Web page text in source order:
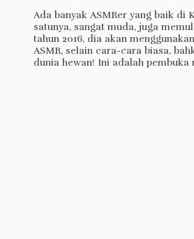
Ada banyak ASMRer yang baik di
satunya, sangat muda, juga
tahun 2016, dia akan
ASMR, selain cara-cara biasa,
dunia hewan! Ini adalah pembuka